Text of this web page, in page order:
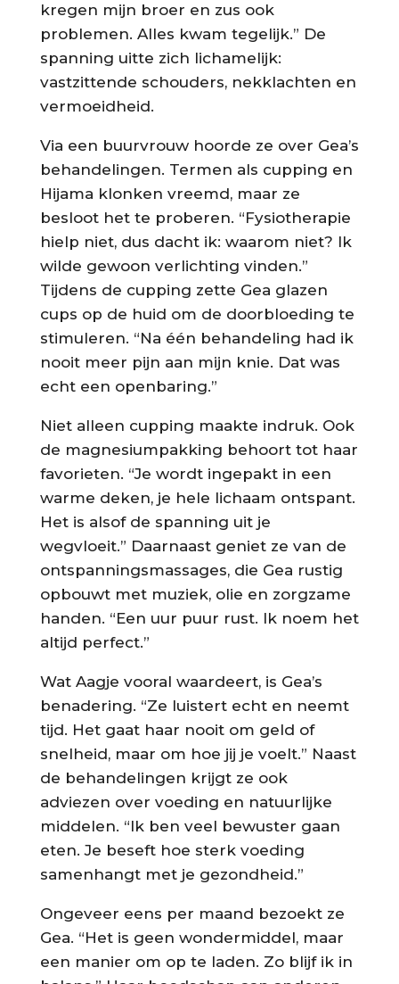
kregen mijn broer en zus ook
problemen. Alles kwam tegelijk.” De
spanning uitte zich lichamelijk:
vastzittende schouders, nekklachten en
vermoeidheid.
Via een buurvrouw hoorde ze over Gea’s
behandelingen. Termen als cupping en
Hijama klonken vreemd, maar ze
besloot het te proberen. “Fysiotherapie
hielp niet, dus dacht ik: waarom niet? Ik
wilde gewoon verlichting vinden.”
Tijdens de cupping zette Gea glazen
cups op de huid om de doorbloeding te
stimuleren. “Na één behandeling had ik
nooit meer pijn aan mijn knie. Dat was
echt een openbaring.”
Niet alleen cupping maakte indruk. Ook
de magnesiumpakking behoort tot haar
favorieten. “Je wordt ingepakt in een
warme deken, je hele lichaam ontspant.
Het is alsof de spanning uit je
wegvloeit.” Daarnaast geniet ze van de
ontspanningsmassages, die Gea rustig
opbouwt met muziek, olie en zorgzame
handen. “Een uur puur rust. Ik noem het
altijd perfect.”
Wat Aagje vooral waardeert, is Gea’s
benadering. “Ze luistert echt en neemt
tijd. Het gaat haar nooit om geld of
snelheid, maar om hoe jij je voelt.” Naast
de behandelingen krijgt ze ook
adviezen over voeding en natuurlijke
middelen. “Ik ben veel bewuster gaan
eten. Je beseft hoe sterk voeding
samenhangt met je gezondheid.”
Ongeveer eens per maand bezoekt ze
Gea. “Het is geen wondermiddel, maar
een manier om op te laden. Zo blijf ik in